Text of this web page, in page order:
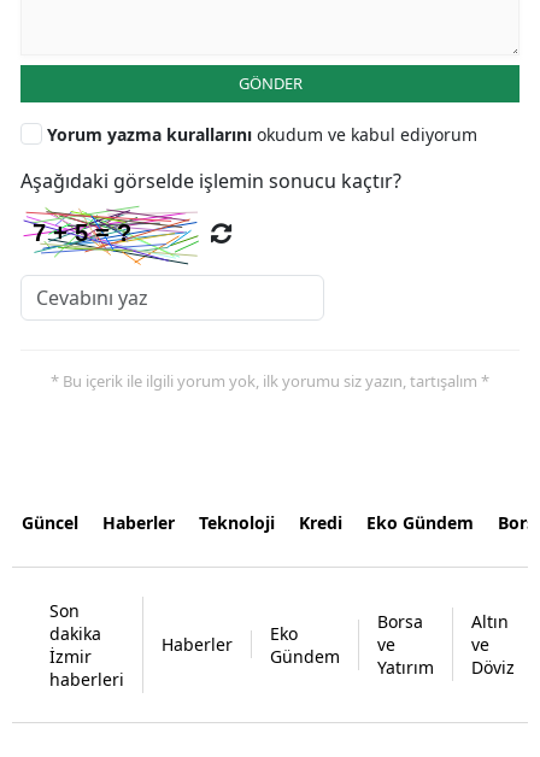
GÖNDER
Yorum yazma kurallarını okudum ve kabul ediyorum
Aşağıdaki görselde işlemin sonucu kaçtır?
* Bu içerik ile ilgili yorum yok, ilk yorumu siz yazın, tartışalım *
Güncel Haberler Teknoloji Kredi Eko Gündem
Son
dakika
İzmir
haberleri
Haberler
Eko
Gündem
Borsa
ve
Yatırım
Altın
ve
Döviz